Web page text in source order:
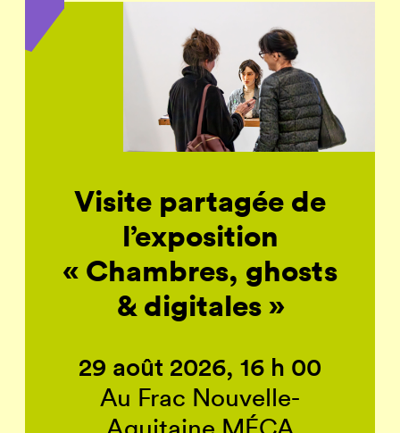
Visite partagée de
l’exposition
« Chambres, ghosts
& digitales »
29 août 2026, 16 h 00
Au Frac Nouvelle-